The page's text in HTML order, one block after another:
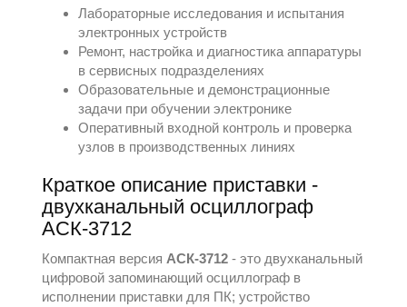
Лабораторные исследования и испытания
электронных устройств
Ремонт, настройка и диагностика аппаратуры
в сервисных подразделениях
Образовательные и демонстрационные
задачи при обучении электронике
Оперативный входной контроль и проверка
узлов в производственных линиях
Краткое описание приставки -
двухканальный осциллограф
АСК-3712
Компактная версия АСК-3712 - это двухканальный
цифровой запоминающий осциллограф в
исполнении приставки для ПК; устройство